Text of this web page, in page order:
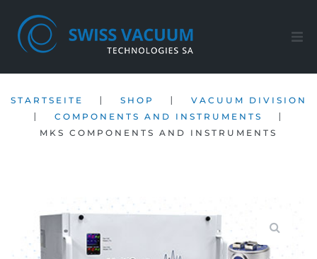
Kontakt
STARTSEITE | SHOP | VACUUM DIVISION
| COMPONENTS AND INSTRUMENTS |
MKS COMPONENTS AND INSTRUMENTS